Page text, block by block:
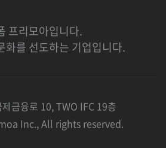
프리모아입니다.
화를 선도하는 기업입니다.
금융로 10, TWO IFC 19층
Inc., All rights reserved.